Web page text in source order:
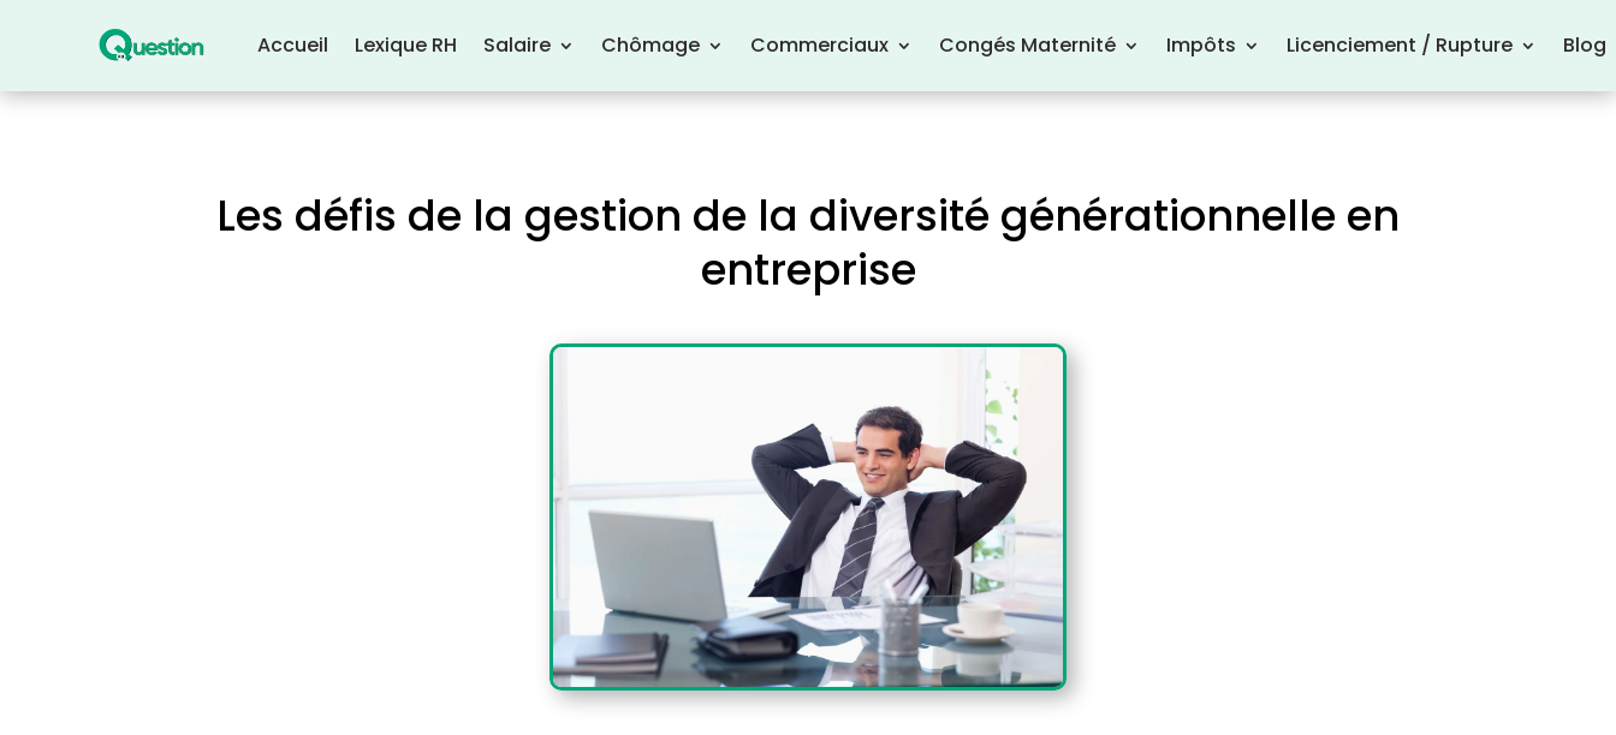
Accueil Lexique RH Salaire Chômage Commerciaux Congés Maternité Impôts Licenciement / Rupture Blog
Les défis de la gestion de la diversité générationnelle en
entreprise